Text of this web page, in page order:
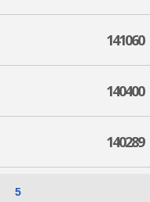
141060
140400
140289
5